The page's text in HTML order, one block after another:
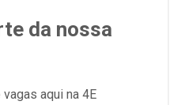
da nossa
aqui na 4E